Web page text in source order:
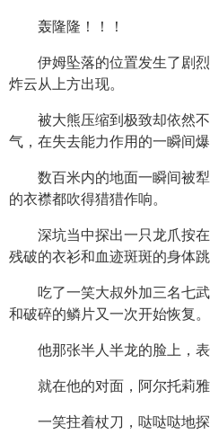
轰隆隆！！！
伊姆坠落的位置发生了剧
炸云从上方出现。
被大熊压缩到极致却依然
气，在失去能力作用的一瞬间爆
数百米内的地面一瞬间被
的衣襟都吹得猎猎作响。
深坑当中探出一只龙爪按
残破的衣衫和血迹斑斑的身体跳
吃了一笑大叔外加三名七
和破碎的鳞片又一次开始恢复。
他那张半人半龙的脸上，表
就在他的对面，阿尔托莉
一笑拄着杖刀，哒哒哒地